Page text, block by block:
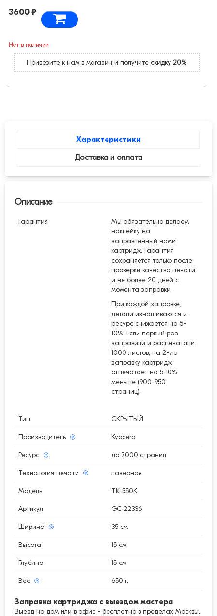
3600 ₽
Нет в наличии
Привезите к нам в магазин и получите скидку 20%
Характеристики
Доставка и оплата
Описание
Гарантия
Мы обязательно делаем
наклейку на
заправленный нами
картридж. Гарантия
сохраняется только после
проверки качества печати
и не более 20 дней с
момента заправки.
При каждой заправке,
детали изнашиваются и
ресурс снижается на 5-
10%. Если первый раз
заправили и распечатали
1000 листов, на 2-ую
заправку картридж
отпечатает на 5-10%
меньше (900-950
страниц).
Тип СКРЫТЫЙ
Производитель Kyocera
Ресурс до 7000 страниц
Технология печати лазерная
Модель TK-550K
Артикул GC-22336
Ширина 35 см
Высота 15 см
Глубина 15 см
Вес 650 г.
Заправка картриджа с выездом мастера
Выезд на дом или в офис - бесплатно в пределах Москвы.